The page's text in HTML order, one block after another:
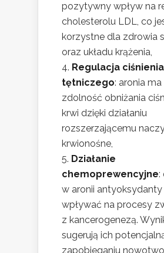
pozytywny wpływ na
cholesterolu LDL, co
korzystne dla zdrowia
oraz układu krążenia,
Regulacja ciśnienia
tętniczego: aronia ma
zdolność obniżania
krwi dzięki działaniu
rozszerzającemu
krwionośne,
Działanie
chemoprewencyjne:
w aronii
wpływać na procesy
z kancerogenezą.
sugerują ich
zapobieganiu